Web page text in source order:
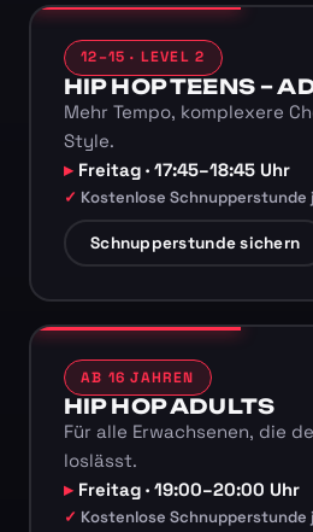
12–15 · LEVEL 2
HIP HOP TEENS –
Mehr Tempo, komplexere
Style.
Freitag · 17:45–18:45 Uhr
Kostenlose Schnupperstunde
Schnupperstunde sichern
AB 16 JAHREN
HIP HOP ADULTS
Für alle Erwachsenen, die
loslässt.
Freitag · 19:00–20:00 Uhr
Kostenlose Schnupperstunde